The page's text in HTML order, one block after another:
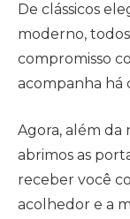
De clássicos
moderno,
compromisso
acompanha há
Agora, além da
abrimos as
receber você
acolhedor e a